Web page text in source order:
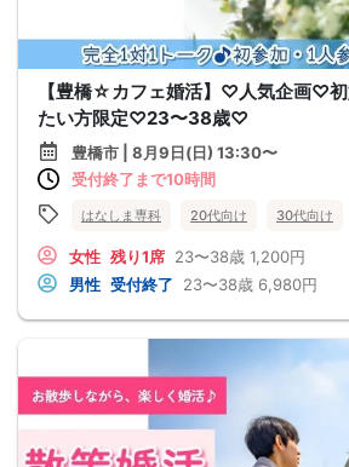
【豊橋☆カフェ婚活】♡人気企画♡
たい方限定♡23〜38歳♡
豊橋市 | 8月9日(日) 13:30〜
受付終了まで10時間
はなしま専科 20代向け 30代向け
女性 残り1席 23〜38歳 1,200円
男性 受付終了 23〜38歳 6,980円